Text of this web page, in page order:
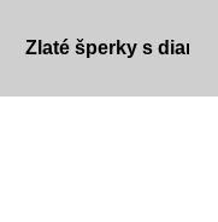
Zlaté šperky s